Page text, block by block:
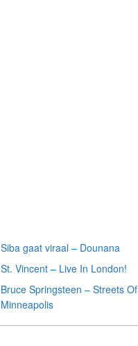
Siba gaat viraal – Dounana
St. Vincent – Live In London!
Bruce Springsteen – Streets Of
Minneapolis